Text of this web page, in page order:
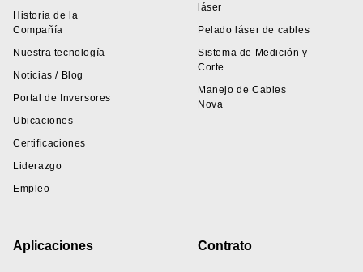
Historia de la
Compañía
Nuestra tecnología
Noticias / Blog
Portal de Inversores
Ubicaciones
Certificaciones
Liderazgo
Empleo
láser
Pelado láser de cables
Sistema de Medición y
Corte
Manejo de Cables
Nova
Aplicaciones Contrato